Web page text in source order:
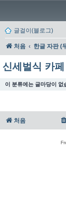
글걸이(블로그)
처음 한글 자판 (
신세벌식 카페
이 분류에는 글마당이 없
처음